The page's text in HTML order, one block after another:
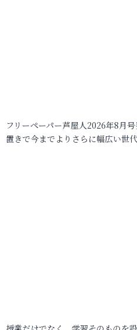
フリーペーパー芦屋人2026年8月
置きで今までよりさらに幅広い世